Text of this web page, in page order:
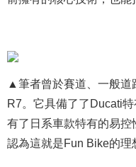
▲ 筆者曾於賽道、一般
R7。它具備了了Ducati
有了日系車款特有的易
認為這就是Fun Bike的理